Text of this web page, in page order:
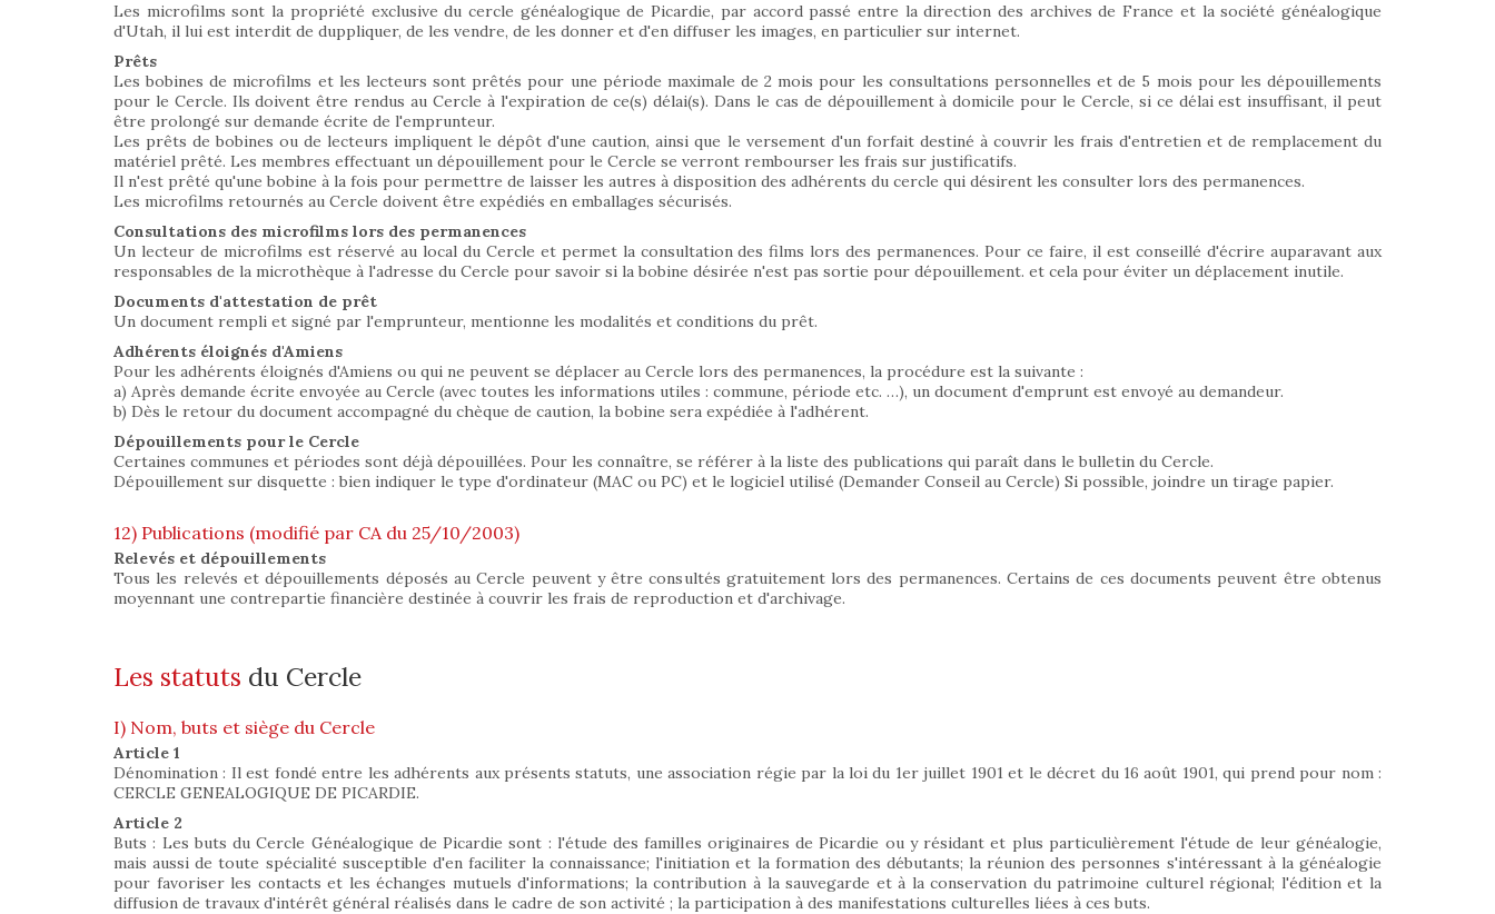
Les microfilms sont la propriété exclusive du cercle généalogique de Picardie, par accord passé entre la direction des archives de France et la société généalogique
d'Utah, il lui est interdit de duppliquer, de les vendre, de les donner et d'en diffuser les images, en particulier sur internet.
Prêts
Les bobines de microfilms et les lecteurs sont prêtés pour une période maximale de 2 mois pour les consultations personnelles et de 5 mois pour les dépouillements
pour le Cercle. Ils doivent être rendus au Cercle à l'expiration de ce(s) délai(s). Dans le cas de dépouillement à domicile pour le Cercle, si ce délai est insuffisant, il peut
être prolongé sur demande écrite de l'emprunteur.
Les prêts de bobines ou de lecteurs impliquent le dépôt d'une caution, ainsi que le versement d'un forfait destiné à couvrir les frais d'entretien et de remplacement du
matériel prêté. Les membres effectuant un dépouillement pour le Cercle se verront rembourser les frais sur justificatifs.
Il n'est prêté qu'une bobine à la fois pour permettre de laisser les autres à disposition des adhérents du cercle qui désirent les consulter lors des permanences.
Les microfilms retournés au Cercle doivent être expédiés en emballages sécurisés.
Consultations des microfilms lors des permanences
Un lecteur de microfilms est réservé au local du Cercle et permet la consultation des films lors des permanences. Pour ce faire, il est conseillé d'écrire auparavant aux
responsables de la microthèque à l'adresse du Cercle pour savoir si la bobine désirée n'est pas sortie pour dépouillement. et cela pour éviter un déplacement inutile.
Documents d'attestation de prêt
Un document rempli et signé par l'emprunteur, mentionne les modalités et conditions du prêt.
Adhérents éloignés d'Amiens
Pour les adhérents éloignés d'Amiens ou qui ne peuvent se déplacer au Cercle lors des permanences, la procédure est la suivante :
a) Après demande écrite envoyée au Cercle (avec toutes les informations utiles : commune, période etc. …), un document d'emprunt est envoyé au demandeur.
b) Dès le retour du document accompagné du chèque de caution, la bobine sera expédiée à l'adhérent.
Dépouillements pour le Cercle
Certaines communes et périodes sont déjà dépouillées. Pour les connaître, se référer à la liste des publications qui paraît dans le bulletin du Cercle.
Dépouillement sur disquette : bien indiquer le type d'ordinateur (MAC ou PC) et le logiciel utilisé (Demander Conseil au Cercle) Si possible, joindre un tirage papier.
12) Publications (modifié par CA du 25/10/2003)
Relevés et dépouillements
Tous les relevés et dépouillements déposés au Cercle peuvent y être consultés gratuitement lors des permanences. Certains de ces documents peuvent être obtenus
moyennant une contrepartie financière destinée à couvrir les frais de reproduction et d'archivage.
Les statuts du Cercle
I) Nom, buts et siège du Cercle
Article 1
Dénomination : Il est fondé entre les adhérents aux présents statuts, une association régie par la loi du 1er juillet 1901 et le décret du 16 août 1901, qui prend pour nom :
CERCLE GENEALOGIQUE DE PICARDIE.
Article 2
Buts : Les buts du Cercle Généalogique de Picardie sont : l'étude des familles originaires de Picardie ou y résidant et plus particulièrement l'étude de leur généalogie,
mais aussi de toute spécialité susceptible d'en faciliter la connaissance; l'initiation et la formation des débutants; la réunion des personnes s'intéressant à la généalogie
pour favoriser les contacts et les échanges mutuels d'informations; la contribution à la sauvegarde et à la conservation du patrimoine culturel régional; l'édition et la
diffusion de travaux d'intérêt général réalisés dans le cadre de son activité ; la participation à des manifestations culturelles liées à ces buts.